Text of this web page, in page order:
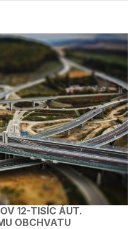
12-TISÍC ÁUT.
OBCHVATU